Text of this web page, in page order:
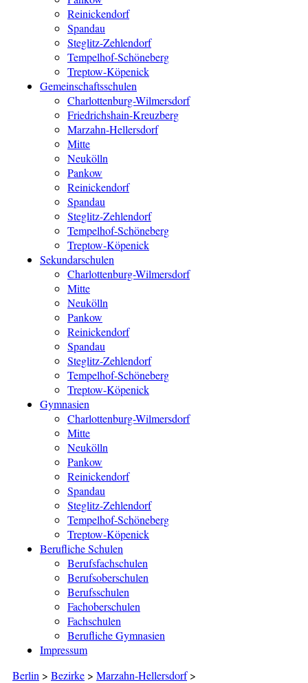
Reinickendorf
Spandau
Steglitz-Zehlendorf
Tempelhof-Schöneberg
Treptow-Köpenick
Gemeinschaftsschulen
Charlottenburg-Wilmersdorf
Friedrichshain-Kreuzberg
Marzahn-Hellersdorf
Mitte
Neukölln
Pankow
Reinickendorf
Spandau
Steglitz-Zehlendorf
Tempelhof-Schöneberg
Treptow-Köpenick
Sekundarschulen
Charlottenburg-Wilmersdorf
Mitte
Neukölln
Pankow
Reinickendorf
Spandau
Steglitz-Zehlendorf
Tempelhof-Schöneberg
Treptow-Köpenick
Gymnasien
Charlottenburg-Wilmersdorf
Mitte
Neukölln
Pankow
Reinickendorf
Spandau
Steglitz-Zehlendorf
Tempelhof-Schöneberg
Treptow-Köpenick
Berufliche Schulen
Berufsfachschulen
Berufsoberschulen
Berufsschulen
Fachoberschulen
Fachschulen
Berufliche Gymnasien
Impressum
Berlin > Bezirke > Marzahn-Hellersdorf>